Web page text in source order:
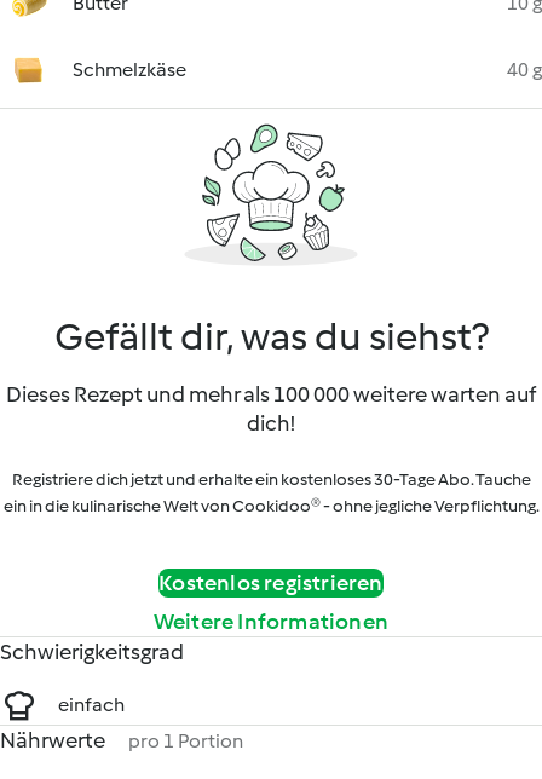
Schmelzkäse 40 g
Gefällt dir, was du siehst?
Dieses Rezept und mehr als 100 000 weitere warten auf
dich!
Registriere dich jetzt und erhalte ein kostenloses 30-Tage Abo. Tauche
ein in die kulinarische Welt von Cookidoo® - ohne jegliche Verpflichtung.
Kostenlos registrieren
Weitere Informationen
Schwierigkeitsgrad
einfach
Nährwerte pro 1 Portion